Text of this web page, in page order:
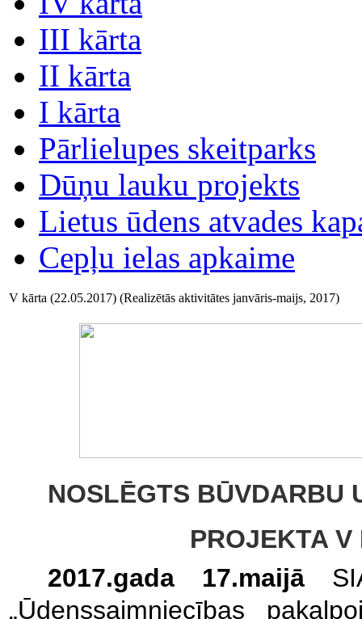
III kārta
II kārta
I kārta
Pārlielupes skeitparks
Dūņu lauku projekts
Lietus ūdens atvades
Cepļu ielas apkaime
V kārta (22.05.2017) (Realizētās aktivitātes janvāris-maijs, 2017)
NOSLĒGTS BŪVDARBU
PROJEKTA
2017.gada 17.maijā
„Ūdenssaimniecības